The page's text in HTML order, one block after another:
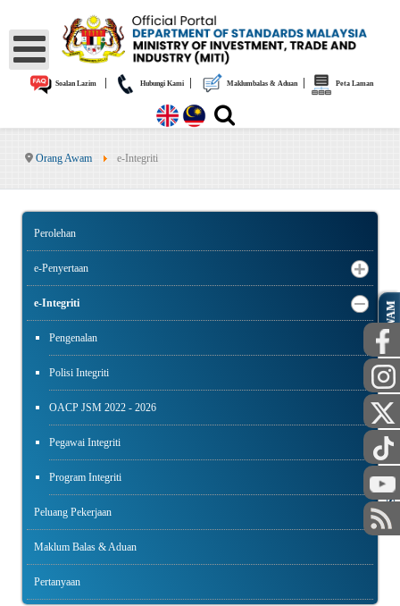
Soalan Lazim| Hubungi Kami| Maklumbalas & Aduan| Peta Laman
Orang Awam e-Integriti
Perolehan
e-Penyertaan
e-Integriti
Pengenalan
Polisi Integriti
OACP JSM 2022 - 2026
Pegawai Integriti
Program Integriti
Peluang Pekerjaan
Maklum Balas & Aduan
Pertanyaan
AWAM
STAF